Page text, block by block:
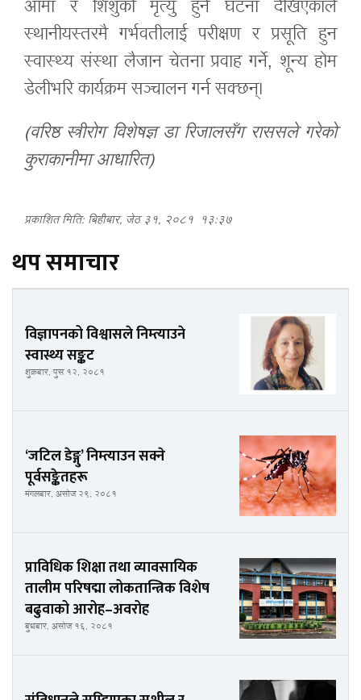
आमा र शिशुको मृत्यु हुने घटना देखिएकाले
स्थानीयस्तरमै गर्भवतीलाई परीक्षण र प्रसूति हुन
स्वास्थ्य संस्था लैजान चेतना प्रवाह गर्ने, शून्य होम
डेलीभरि कार्यक्रम सञ्चालन गर्न सक्छन्।
(वरिष्ठ स्त्रीरोग विशेषज्ञ डा रिजालसँग राससले गरेको
कुराकानीमा आधारित)
प्रकाशित मिति: बिहीबार, जेठ ३१, २०८१ १३:३७
थप समाचार
विज्ञापनको विश्वासले निम्त्याउने
स्वास्थ्य सङ्कट
शुक्रबार, पुस १२, २०८१
‘जटिल डेङ्गु’ निम्त्याउन सक्ने
पूर्वसङ्केतहरू
मंगलबार, असोज २९, २०८१
प्राविधिक शिक्षा तथा व्यावसायिक
तालीम परिषद्मा लोकतान्त्रिक विशेष
बढुवाको आरोह–अवरोह
बुधबार, असोज १६, २०८१